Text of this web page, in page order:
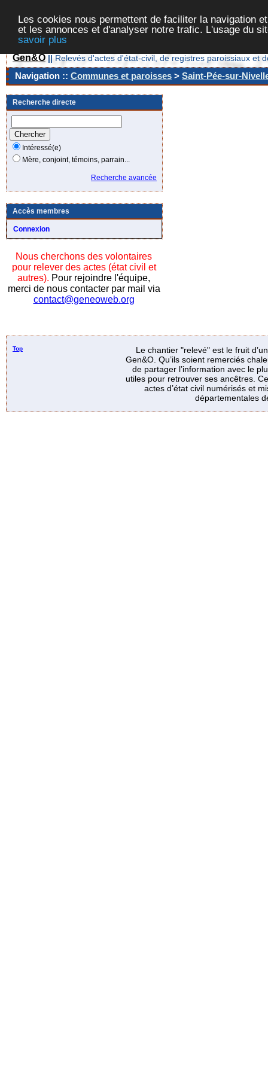
Les cookies nous permettent de faciliter la navigation
et les annonces et d'analyser notre trafic. L'usage du
savoir plus
Gen&O || Relevés d'actes d'état-civil, de registres paroissiaux et
Navigation :: Communes et paroisses > Saint-Pée-sur-
Recherche directe
Intéressé(e)
Mère, conjoint, témoins, parrain...
Recherche avancée
Accès membres
Connexion
Nous cherchons des volontaires
pour relever des actes (état civil et
autres). Pour rejoindre l'équipe,
merci de nous contacter par mail via
contact@geneoweb.org
Top
Le chantier "relevé" est le fruit
Gen&O. Qu’ils soient remerciés
de partager l’information avec le
utiles pour retrouver ses ancêtres.
actes d’état civil numérisés et
départementales